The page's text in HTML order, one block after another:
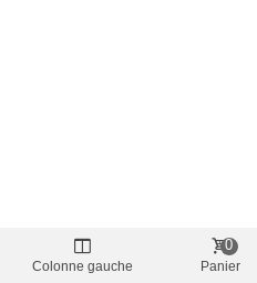
Colonne gauche Panier
0